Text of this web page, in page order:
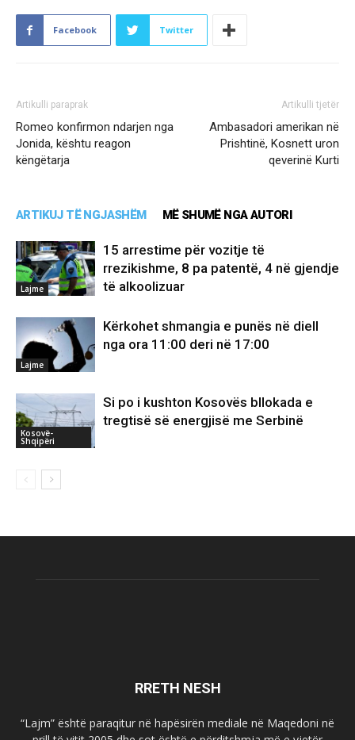
Facebook Twitter
Artikulli paraprak
Romeo konfirmon ndarjen nga
Jonida, kështu reagon
këngëtarja
Artikulli tjetër
Ambasadori amerikan në
Prishtinë, Kosnett uron
qeverinë Kurti
ARTIKUJ TË NGJASHËM MË SHUMË NGA AUTORI
Lajme
15 arrestime për vozitje të
rrezikishme, 8 pa patentë, 4 në gjendje
të alkoolizuar
Lajme
Kërkohet shmangia e punës në diell
nga ora 11:00 deri në 17:00
Kosovë-
Shqipëri
Si po i kushton Kosovës bllokada e
tregtisë së energjisë me Serbinë
RRETH NESH
“Lajm” është paraqitur në hapësirën mediale në Maqedoni në